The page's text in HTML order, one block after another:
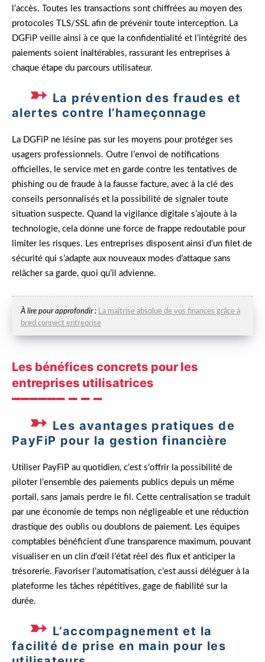
l’accès. Toutes les transactions sont chiffrées au moyen des
protocoles TLS/SSL afin de prévenir toute interception. La
DGFiP veille ainsi à ce que la confidentialité et l’intégrité des
paiements soient inaltérables, rassurant les entreprises à
chaque étape du parcours utilisateur.
La prévention des fraudes et
alertes contre l’hameçonnage
La DGFiP ne lésine pas sur les moyens pour protéger ses
usagers professionnels. Outre l’envoi de notifications
officielles, le service met en garde contre les tentatives de
phishing ou de fraude à la fausse facture, avec à la clé des
conseils personnalisés et la possibilité de signaler toute
situation suspecte. Quand la vigilance digitale s’ajoute à la
technologie, cela donne une force de frappe redoutable pour
limiter les risques. Les entreprises disposent ainsi d’un filet de
sécurité qui s’adapte aux nouveaux modes d’attaque sans
relâcher sa garde, quoi qu’il advienne.
À lire pour approfondir :
La maîtrise absolue de vos finances grâce à
bred connect entreprise
Les bénéfices concrets pour les
entreprises utilisatrices
Les avantages pratiques de
PayFiP pour la gestion financière
Utiliser PayFiP au quotidien, c’est s’offrir la possibilité de
piloter l’ensemble des paiements publics depuis un même
portail, sans jamais perdre le fil. Cette centralisation se traduit
par une économie de temps non négligeable et une réduction
drastique des oublis ou doublons de paiement. Les équipes
comptables bénéficient d’une transparence maximum, pouvant
visualiser en un clin d’œil l’état réel des flux et anticiper la
trésorerie. Favoriser l’automatisation, c’est aussi déléguer à la
plateforme les tâches répétitives, gage de fiabilité sur la
durée.
L’accompagnement et la
facilité de prise en main pour les